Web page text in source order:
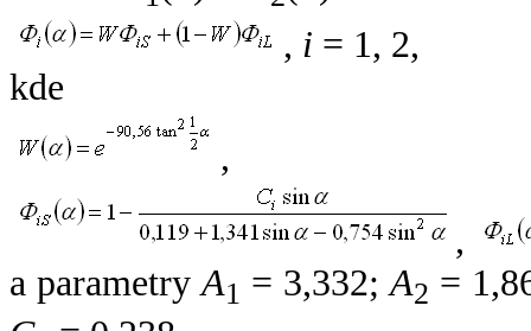
, i = 1, 2,
kde
,
,
a parametryA1 = 3,332;A2 =